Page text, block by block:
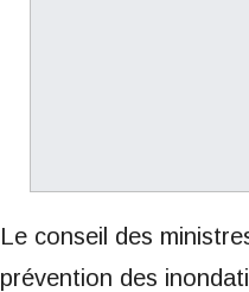
Le conseil des
prévention des